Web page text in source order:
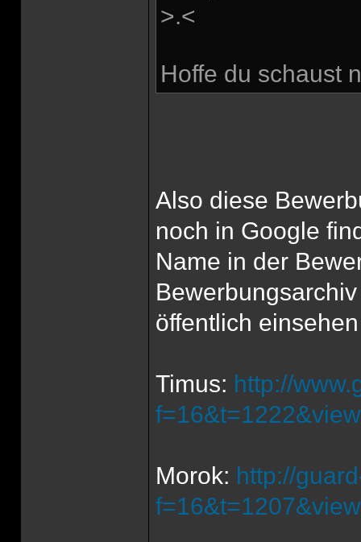
>.<
Hoffe du schaust
Also diese
noch in Google
Name in der
öffentlich
Timus: http://
Morok: http://